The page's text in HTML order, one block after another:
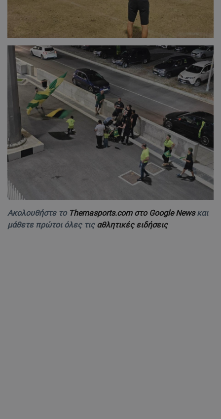
Ακολουθήστε το Themasports.com στο Google Newsκαι
μάθετε πρώτοι όλες τις αθλητικές ειδήσεις